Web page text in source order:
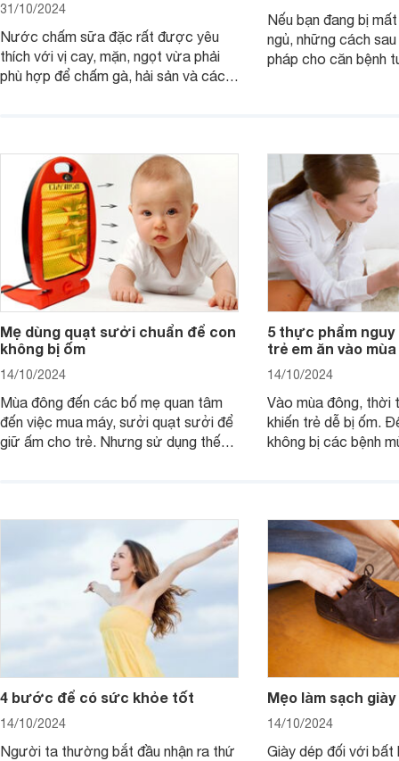
31/10/2024
Nước chấm sữa đặc rất được yêu
thích với vị cay, mặn, ngọt vừa phải
phù hợp để chấm gà, hải sản và các
Nếu bạn đang bị
ngủ, những cách
pháp cho căn bệnh
Mẹ dùng quạt sưởi chuẩn để con
không bị ốm
14/10/2024
Mùa đông đến các bố mẹ quan tâm
đến việc mua máy, sưởi quạt sưởi để
giữ ấm cho trẻ. Nhưng sử dụng thế
5 thực phẩm
trẻ em ăn vào
14/10/2024
Vào mùa đông, thời
khiến trẻ dễ bị ốm.
không bị các bệnh
4 bước để có sức khỏe tốt
14/10/2024
Người ta thường bắt đầu nhận ra thứ
Mẹo làm sạch giày
14/10/2024
Giày dép đối với bất